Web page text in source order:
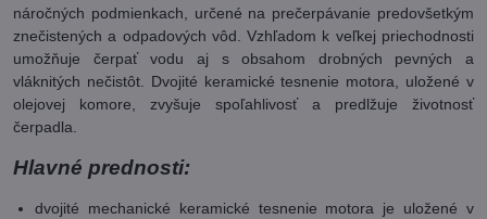
náročných podmienkach, určené na prečerpávanie predovšetkým
znečistených a odpadových vôd. Vzhľadom k veľkej priechodnosti
umožňuje čerpať vodu aj s obsahom drobných pevných a
vláknitých nečistôt. Dvojité keramické tesnenie motora, uložené v
olejovej komore, zvyšuje spoľahlivosť a predlžuje životnosť
čerpadla.
Hlavné prednosti:
dvojité mechanické keramické tesnenie motora je uložené v